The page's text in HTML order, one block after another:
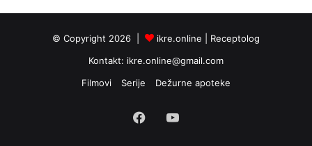
© Copyright 2026 | ikre.online | Receptolog
Kontakt: ikre.online@gmail.com
Filmovi
Serije Dežurne apoteke
FacebookYouTube